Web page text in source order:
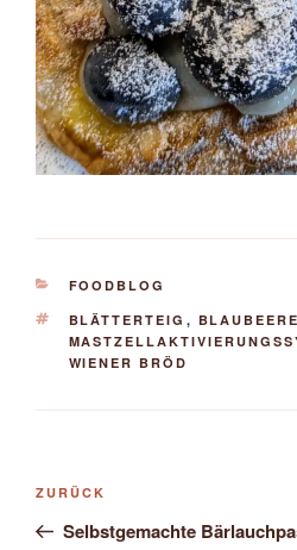
KATEGORIEN
FOODBLOG
SCHLAGWÖRTER
BLÄTTERTEIG ,
WIENER BRÖD
Beitragsnavigation
Vorheriger
Beitrag
ZURÜCK
Selbstgemachte